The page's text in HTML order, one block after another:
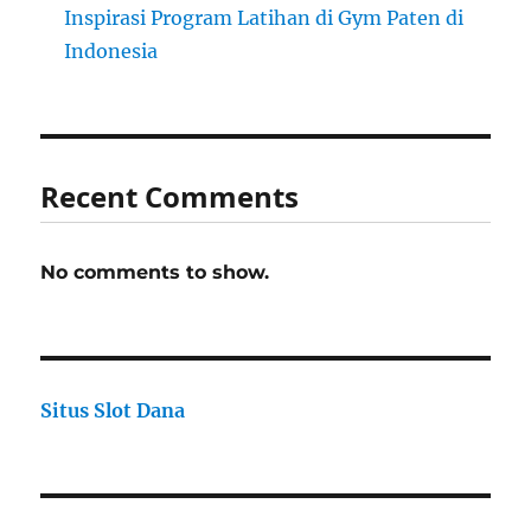
Inspirasi Program Latihan di Gym Paten di
Indonesia
Recent Comments
No comments to show.
Situs Slot Dana